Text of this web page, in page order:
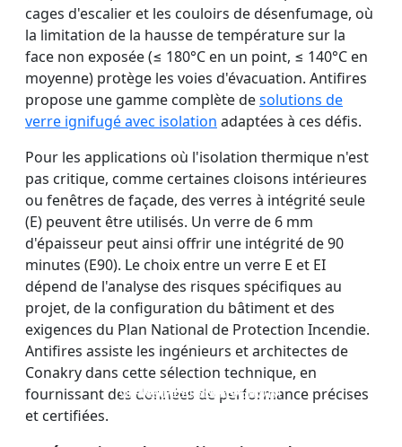
VERRE COUPE-FEU
MONOCOUCHE
VERRE COUPE-FEU
DOUBLE COUCHE
VITRAGES IGNIFUGES ET
PORTES
PAROI DE SÉPARATION
EN VERRE COUPE-FEU
cages d'escalier et les couloirs de désenfumage, où
la limitation de la hausse de température sur la
face non exposée (≤ 180°C en un point, ≤ 140°C en
moyenne) protège les voies d'évacuation. Antifires
propose une gamme complète desolutions de
verre ignifugé avec isolation adaptées à ces défis.
Pour les applications où l'isolation thermique n'est
pas critique, comme certaines cloisons intérieures
ou fenêtres de façade, des verres à intégrité seule
(E) peuvent être utilisés. Un verre de 6 mm
d'épaisseur peut ainsi offrir une intégrité de 90
minutes (E90). Le choix entre un verre E et EI
dépend de l'analyse des risques spécifiques au
projet, de la configuration du bâtiment et des
exigences du Plan National de Protection Incendie.
Antifires assiste les ingénieurs et architectes de
Conakry dans cette sélection technique, en
fournissant des données de performance précises
et certifiées.